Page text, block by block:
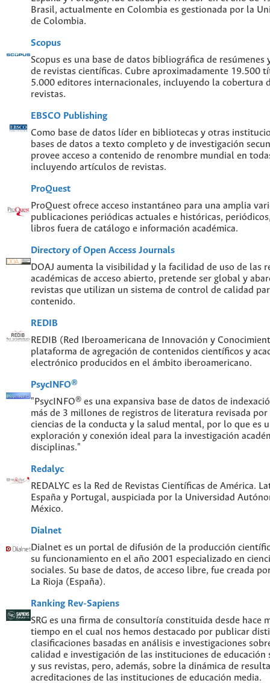
Brasil, actualmente en Colombia es gestionada por la
de Colombia.
Scopus
Scopus es una base de datos bibliográfica de
de revistas científicas. Cubre aproximadamente 19.500
5.000 editores internacionales, incluyendo la cobertura
revistas.
EBSCO Publishing
Como base de datos líder en bibliotecas y otras
bases de datos a texto completo y de investigación
provee acceso a contenido de renombre mundial en
incluyendo artículos de revistas.
ProQuest
ProQuest ofrece acceso instantáneo para una amplia
publicaciones periódicas actuales e históricas,
libros fuera de catálogo e información académica.
Directory of Open Access Journals
DOAJ aumenta la visibilidad y la facilidad de uso de las
académicas de acceso abierto, pretende ser global y
revistas que utilizan un sistema de control de calidad
contenido.
REDIB
REDIB (Red Iberoamericana de Innovación y
plataforma de agregación de contenidos científicos y
electrónico producidos en el ámbito iberoamericano.
PsycINFO®
"PsycINFO® es una expansiva base de datos de
más de 3 millones de registros de literatura revisada por
ciencias de la conducta y la salud mental, por lo que es
exploración y conexión ideal para la investigación
disciplinas."
Redalyc
REDALYC es la Red de Revistas Científicas de América.
España y Portugal, auspiciada por la Universidad
México.
Dialnet
Dialnet es un portal de difusión de la producción
su funcionamiento en el año 2001 especializado en
sociales. Su base de datos, de acceso libre, fue creada
La Rioja (España).
Ranking Rev-Sapiens
SRG es una firma de consultoría constituida desde hace
tiempo en el cual nos hemos destacado por publicar
clasificaciones basadas en análisis e investigaciones
calidad e investigación de las instituciones de educación
y sus revistas, pero, además, sobre la dinámica de
acreditaciones de las instituciones de educación media.